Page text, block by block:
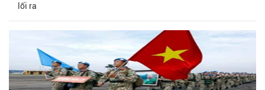
lối ra